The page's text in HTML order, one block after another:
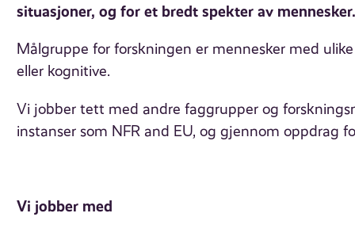
situasjoner, og for et bredt spekter av mennesker.
Målgruppe for forskningen er mennesker med
eller kognitive.
Vi jobber tett med andre faggrupper og
instanser som NFR and EU, og gjennom oppdrag
Vi jobber med